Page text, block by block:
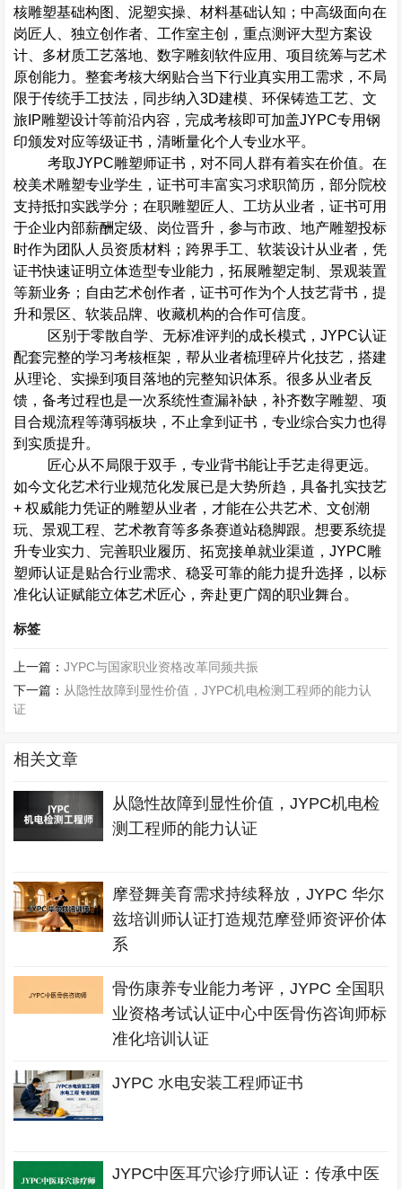
核雕塑基础构图、泥塑实操、材料基础认知；中高级面向在
岗匠人、独立创作者、工作室主创，重点测评大型方案设
计、多材质工艺落地、数字雕刻软件应用、项目统筹与艺术
原创能力。整套考核大纲贴合当下行业真实用工需求，不局
限于传统手工技法，同步纳入3D建模、环保铸造工艺、文
旅 IP雕塑设计等前沿内容，完成考核即可加盖JYPC专用钢
印颁发对应等级证书，清晰量化个人专业水平。
考取JYPC雕塑师证书，对不同人群有着实在价值。在
校美术雕塑专业学生，证书可丰富实习求职简历，部分院校
支持抵扣实践学分；在职雕塑匠人、工坊从业者，证书可用
于企业内部薪酬定级、岗位晋升，参与市政、地产雕塑投标
时作为团队人员资质材料；跨界手工、软装设计从业者，凭
证书快速证明立体造型专业能力，拓展雕塑定制、景观装置
等新业务；自由艺术创作者，证书可作为个人技艺背书，提
升和景区、软装品牌、收藏机构的合作可信度。
区别于零散自学、无标准评判的成长模式， JYPC认证
配套完整的学习考核框架，帮从业者梳理碎片化技艺，搭建
从理论、实操到项目落地的完整知识体系。很多从业者反
馈，备考过程也是一次系统性查漏补缺，补齐数字雕塑、项
目合规流程等薄弱板块，不止拿到证书，专业综合实力也得
到实质提升。
匠心从不局限于双手，专业背书能让手艺走得更远。
如今文化艺术行业规范化发展已是大势所趋，具备扎实技艺
+权威能力凭证的雕塑从业者，才能在公共艺术、文创潮
玩、景观工程、艺术教育等多条赛道站稳脚跟。想要系统提
升专业实力、完善职业履历、拓宽接单就业渠道，JYPC雕
塑师认证是贴合行业需求、稳妥可靠的能力提升选择，以标
准化认证赋能立体艺术匠心，奔赴更广阔的职业舞台 。
标签
上一篇：JYPC与国家职业资格改革同频共振
下一篇： 从隐性故障到显性价值，JYPC机电检测工程师的能力认
证
相关文章
从隐性故障到显性价值，JYPC机电检
测工程师的能力认证
摩登舞美育需求持续释放，JYPC 华尔
兹培训师认证打造规范摩登师资评价体
系
骨伤康养专业能力考评，JYPC 全国职
业资格考试认证中心中医骨伤咨询师标
准化培训认证
JYPC 水电安装工程师证书
JYPC中医耳穴诊疗师认证：传承中医